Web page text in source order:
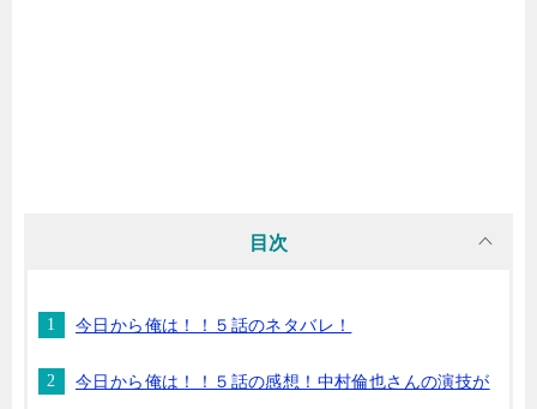
目次
今日から俺は！！５話のネタバレ！
今日から俺は！！５話の感想！中村倫也さんの演技が